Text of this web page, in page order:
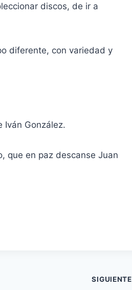
discos, de ir a
diferente, con variedad y
Iván González.
que en paz descanse Juan
SIGUIENTE